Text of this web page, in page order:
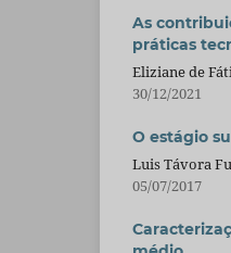
As
práticas
Eliziane de
30/12/2021
O estágio
Luis Távora
05/07/2017